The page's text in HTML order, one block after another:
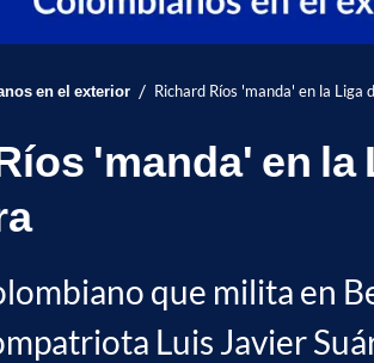
en el exterior / Richard Ríos 'manda' en la Liga
'manda' en
que milita en
Luis Javier